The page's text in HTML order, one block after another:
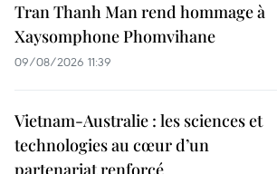
Tran Thanh Man rend hommage à
Xaysomphone Phomvihane
09/08/2026 11:39
Vietnam-Australie : les sciences et
technologies au cœur d’un
partenariat renforcé